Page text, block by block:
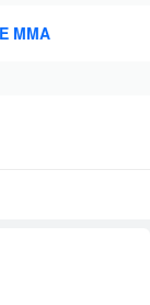
MMA